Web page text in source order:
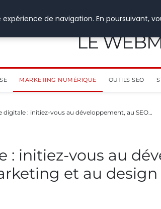
LE
MARKETING NUMÉRIQUE OUTILS SEO
digitale : initiez-vous au développement, au SEO…
: initiez-vous au
et au
de navigation. En poursuivant,